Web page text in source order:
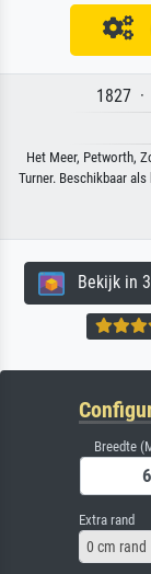
1827 ·
Het Meer, Petworth,
Turner. Beschikbaar
Bekijk in
Breedte
Extra rand
0 cm rand